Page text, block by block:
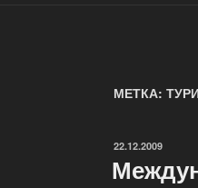
МЕТКА:
ОПУБЛИКОВАНО
22.12.2009